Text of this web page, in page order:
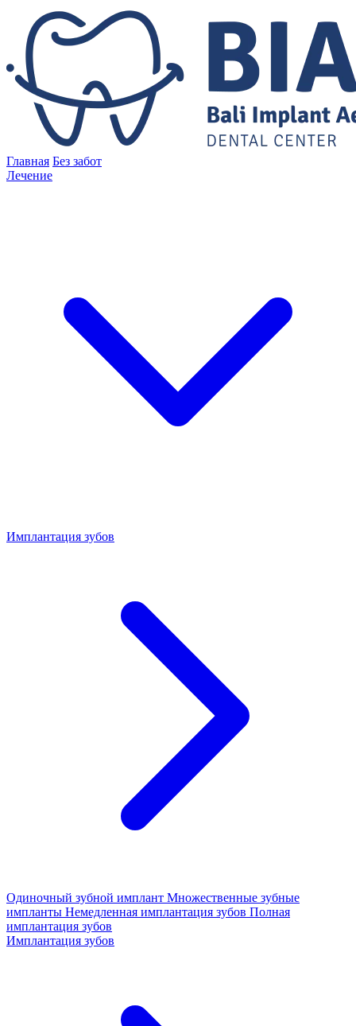
Главная Без забот
Лечение
Имплантация зубов
Одиночный зубной имплант Множественные зубные
импланты Немедленная имплантация зубов Полная
имплантация зубов
Имплантация зубов